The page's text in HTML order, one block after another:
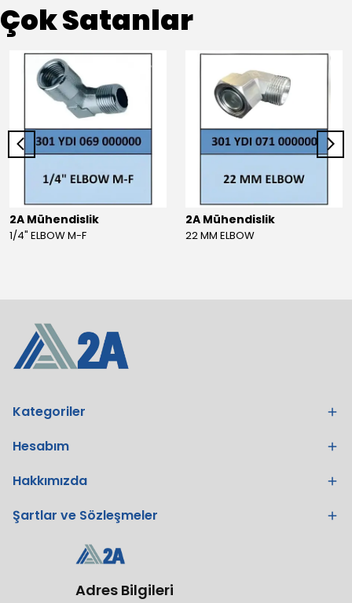
Çok Satanlar
2A Mühendislik
1/4" ELBOW M-F
2A Mühendislik
22 MM ELBOW
Kategoriler
Hesabım
Hakkımızda
Şartlar ve Sözleşmeler
Adres Bilgileri